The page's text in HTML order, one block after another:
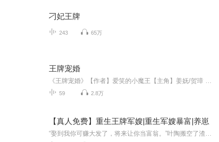
刁妃王牌
243 65万
王牌宠婚
59 2.8万
【真人免费】重生王牌军嫂|重生军嫂暴富|养崽